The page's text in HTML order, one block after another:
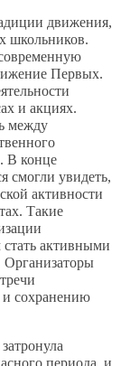
движения,
школьников.
Первых.
и акциях.
между
В конце
смогли увидеть,
активности
Такие
активными
Организаторы
и сохранению
периода, и